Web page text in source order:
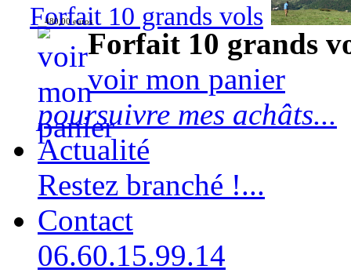
Forfait 10 grands vols
480,00 euros
Forfait 10 grands
voir mon panier
poursuivre mes achâts...
Actualité
Restez branché !...
Contact
06.60.15.99.14